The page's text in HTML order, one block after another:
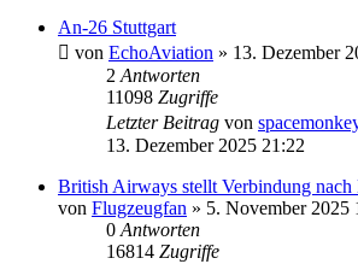
An-26 Stuttgart
von EchoAviation » 13. Dezember
2 Antworten
11098 Zugriffe
Letzter Beitrag von
13. Dezember 2025 21:22
British Airways stellt Verbindung nach
von Flugzeugfan » 5. November 2025
0 Antworten
16814 Zugriffe